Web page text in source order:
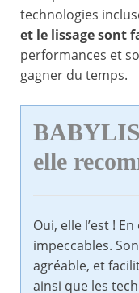
technologies
et le lissage sont
performances et
gagner du temps.
elle
Oui, elle l’est !
impeccables.
agréable, et
ainsi que les